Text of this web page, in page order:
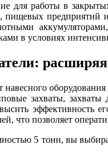
для работы в
пищевых предприятий
в условиях
захваты, захваты
что позволяет
5 тонн, вы